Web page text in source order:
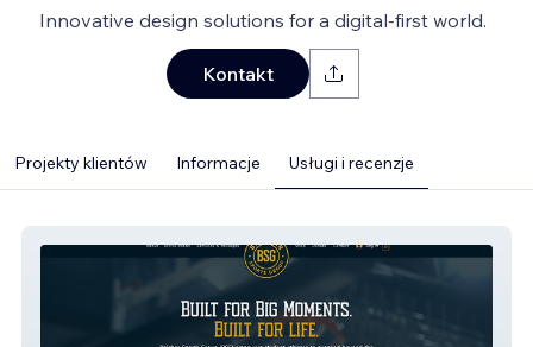
Innovative design solutions for a digital-first world.
Kontakt
Projekty klientów Informacje Usługi i recenzje